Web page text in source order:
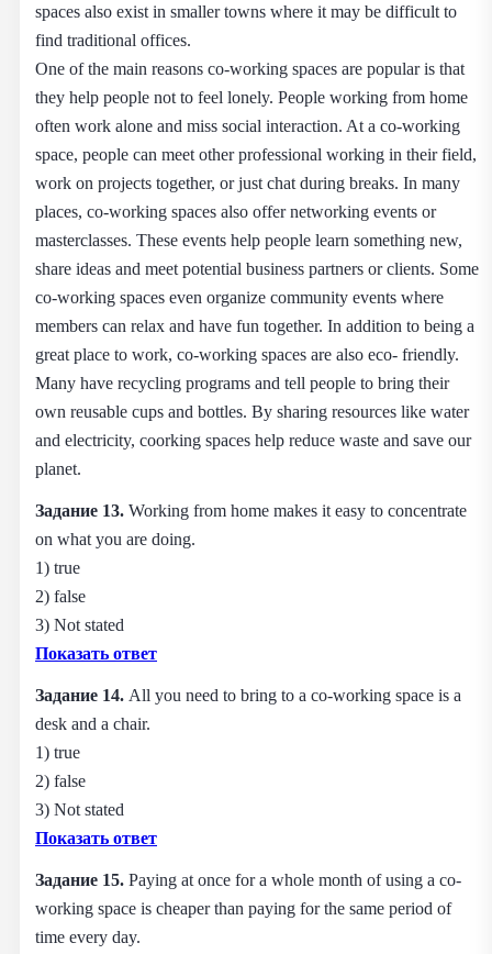
spaces also exist in smaller towns where it may be difficult to
find traditional offices.
One of the main reasons co-working spaces are popular is that
they help people not to feel lonely. People working from home
often work alone and miss social interaction. At a co-working
space, people can meet other professional working in their field,
work on projects together, or just chat during breaks. In many
places, co-working spaces also offer networking events or
masterclasses. These events help people learn something new,
share ideas and meet potential business partners or clients. Some
co-working spaces even organize community events where
members can relax and have fun together. In addition to being a
great place to work, co-working spaces are also eco- friendly.
Many have recycling programs and tell people to bring their
own reusable cups and bottles. By sharing resources like water
and electricity, coorking spaces help reduce waste and save our
planet.
Задание 13. Working from home makes it easy to concentrate
on what you are doing.
1) true
2) false
3) Not stated
Показать ответ
Задание 14. All you need to bring to a co-working space is a
desk and a chair.
1) true
2) false
3) Not stated
Показать ответ
Задание 15. Paying at once for a whole month of using a co-
working space is cheaper than paying for the same period of
time every day.